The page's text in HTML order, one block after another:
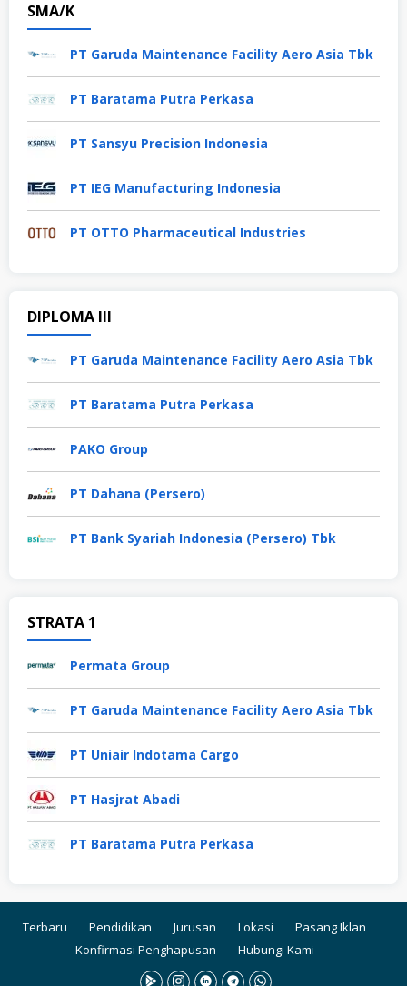
SMA/K
PT Garuda Maintenance Facility Aero Asia Tbk
PT Baratama Putra Perkasa
PT Sansyu Precision Indonesia
PT IEG Manufacturing Indonesia
PT OTTO Pharmaceutical Industries
DIPLOMA III
PT Garuda Maintenance Facility Aero Asia Tbk
PT Baratama Putra Perkasa
PAKO Group
PT Dahana (Persero)
PT Bank Syariah Indonesia (Persero) Tbk
STRATA 1
Permata Group
PT Garuda Maintenance Facility Aero Asia Tbk
PT Uniair Indotama Cargo
PT Hasjrat Abadi
PT Baratama Putra Perkasa
Terbaru Pendidikan Jurusan Lokasi
Pasang Iklan
Konfirmasi Penghapusan
Hubungi Kami